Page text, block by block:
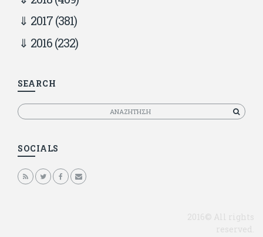
2017(381)
2016(232)
SEARCH
Αναζητηση
SOCIALS